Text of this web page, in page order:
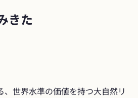
きた
、世界水準の価値を持つ大自然リ